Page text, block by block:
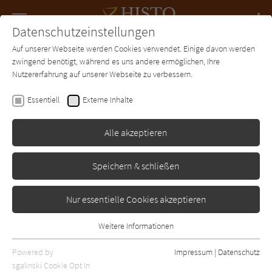
SUCHE Forum Charts Newsletter
Colleen McCullough
Das Lied von Troja
Erschienen: Januar 2000
Datenschutzeinstellungen
Auf unserer Webseite werden Cookies verwendet. Einige davon werden
zwingend benötigt, während es uns andere ermöglichen, Ihre
Nutzererfahrung auf unserer Webseite zu verbessern.
Essentiell Externe Inhalte
Alle akzeptieren
Speichern & schließen
Nur essentielle Cookies akzeptieren
Essentielle Cookies werden für grundlegende Funktionen der
Webseite benötigt. Dadurch ist gewährleistet, dass die Webseite
Weitere Informationen
Powered by
sgalinski Cookie Opt In
Impressum | Datenschutz